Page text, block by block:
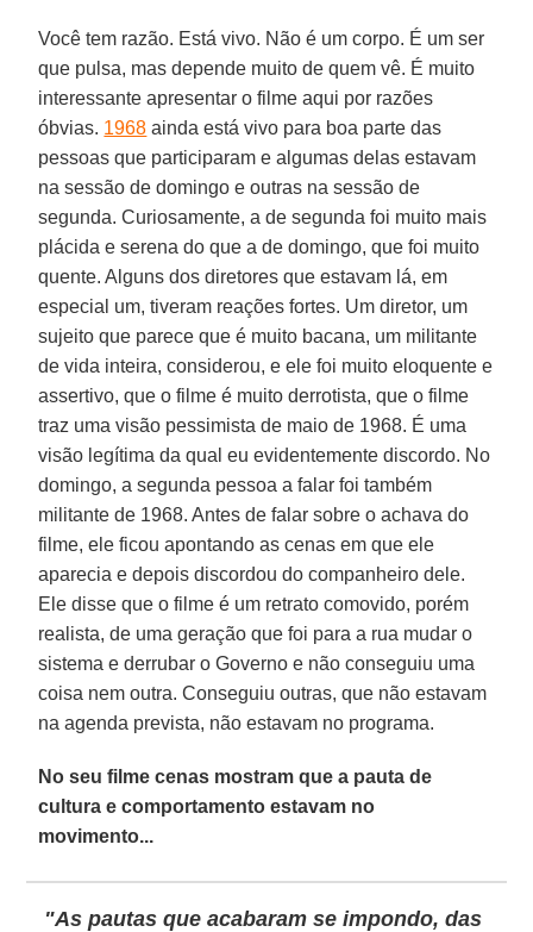
Você tem razão. Está vivo. Não é um corpo. É um ser
que pulsa, mas depende muito de quem vê. É muito
interessante apresentar o filme aqui por razões
óbvias. 1968 ainda está vivo para boa parte das
pessoas que participaram e algumas delas estavam
na sessão de domingo e outras na sessão de
segunda. Curiosamente, a de segunda foi muito mais
plácida e serena do que a de domingo, que foi muito
quente. Alguns dos diretores que estavam lá, em
especial um, tiveram reações fortes. Um diretor, um
sujeito que parece que é muito bacana, um militante
de vida inteira, considerou, e ele foi muito eloquente e
assertivo, que o filme é muito derrotista, que o filme
traz uma visão pessimista de maio de 1968. É uma
visão legítima da qual eu evidentemente discordo. No
domingo, a segunda pessoa a falar foi também
militante de 1968. Antes de falar sobre o achava do
filme, ele ficou apontando as cenas em que ele
aparecia e depois discordou do companheiro dele.
Ele disse que o filme é um retrato comovido, porém
realista, de uma geração que foi para a rua mudar o
sistema e derrubar o Governo e não conseguiu uma
coisa nem outra. Conseguiu outras, que não estavam
na agenda prevista, não estavam no programa.
No seu filme cenas mostram que a pauta de
cultura e comportamento estavam no
movimento...
"As pautas que acabaram se impondo, das